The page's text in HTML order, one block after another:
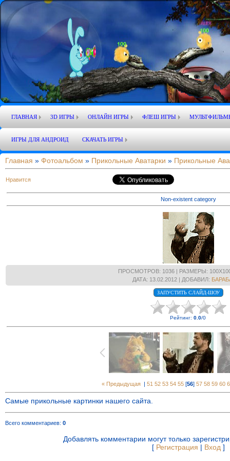
ГЛАВНАЯ 3D ИГРЫ ОНЛАЙН ИГРЫ ФЛЕШ ИГРЫ
ИГРЫ ДЛЯ АНДРОИД СКАЧАТЬ ИГРЫ
Главная » Фотоальбом » Прикольные Аватарки » Прикольные
Нравится
Non-existent category
ПРОСМОТРОВ: 1036 | РАЗМЕРЫ:
ДАТА: 13.02.2012 | ДОБАВИЛ:
Рейтинг:0.0/0
« Предыдущая | 51 52 53 54 55 [56] 57 58 59 60
Самые прикольные картинки нашего сайта.
Всего комментариев: 0
Добавлять комментарии могут только
[ Регистрация | Вход ]